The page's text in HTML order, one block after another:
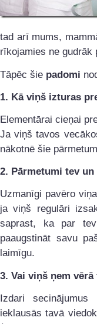
tad arī mums,
rīkojamies ne
Tāpēc šie padomi
1. Kā viņš izturas
Elementārai cieņai
Ja viņš tavos
nākotnē šie
2. Pārmetumi tev
Uzmanīgi pavēro
ja viņš regulāri
saprast, ka par
paaugstināt savu
laimīgu.
3. Vai viņš ņem
Izdari
ieklausās tavā